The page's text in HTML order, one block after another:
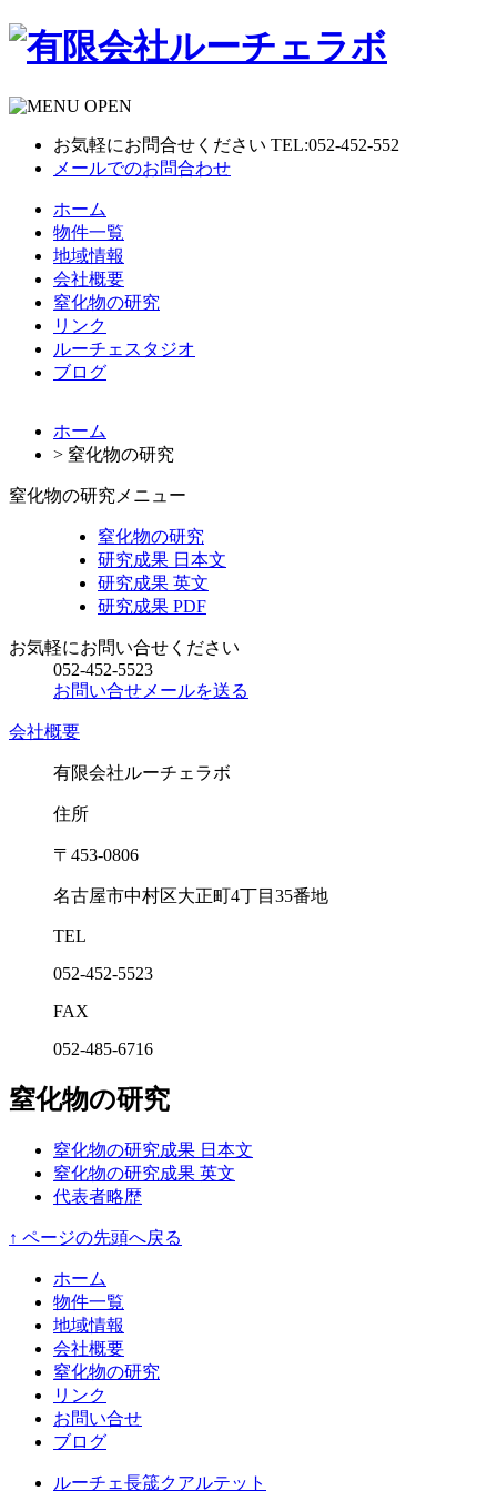
お気軽にお問合せください TEL:052-452-552
メールでのお問合わせ
ホーム
物件一覧
地域情報
会社概要
窒化物の研究
リンク
ルーチェスタジオ
ブログ
ホーム
> 窒化物の研究
窒化物の研究メニュー
窒化物の研究
研究成果 日本文
研究成果 英文
研究成果 PDF
お気軽にお問い合せください
052-452-5523
お問い合せメールを送る
会社概要
有限会社ルーチェラボ
住所
〒453-0806
名古屋市中村区大正町4丁目35番地
TEL
052-452-5523
FAX
052-485-6716
窒化物の研究
窒化物の研究成果 日本文
窒化物の研究成果 英文
代表者略歴
↑ ページの先頭へ戻る
ホーム
物件一覧
地域情報
会社概要
窒化物の研究
リンク
お問い合せ
ブログ
ルーチェ長筬クアルテット